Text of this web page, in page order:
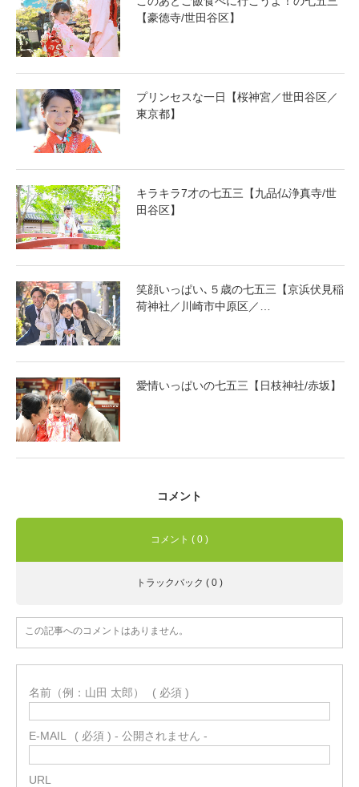
【豪徳寺/世田谷区】
プリンセスな一日【桜神宮／世田谷区／
東京都】
キラキラ7才の七五三【九品仏浄真寺/世
田谷区】
笑顔いっぱい､５歳の七五三【京浜伏見稲
荷神社／川崎市中原区／…
愛情いっぱいの七五三【日枝神社/赤坂】
コメント
コメント ( 0 )
トラックバック ( 0 )
この記事へのコメントはありません。
名前（例：山田 太郎） ( 必須 )
E-MAIL ( 必須 ) - 公開されません -
URL